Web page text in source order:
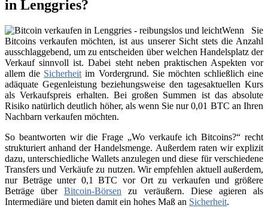
in Lenggries?
Wenn Sie
Bitcoins verkaufen möchten, ist aus unserer Sicht stets die Anzahl
ausschlaggebend, um zu entscheiden über welchen Handelsplatz der
Verkauf sinnvoll ist. Dabei steht neben praktischen Aspekten vor
allem die Sicherheit im Vordergrund. Sie möchten schließlich eine
adäquate Gegenleistung beziehungsweise den tagesaktuellen Kurs
als Verkaufspreis erhalten. Bei großen Summen ist das absolute
Risiko natürlich deutlich höher, als wenn Sie nur 0,01 BTC an Ihren
Nachbarn verkaufen möchten.
So beantworten wir die Frage „Wo verkaufe ich Bitcoins?“ recht
strukturiert anhand der Handelsmenge. Außerdem raten wir explizit
dazu, unterschiedliche Wallets anzulegen und diese für verschiedene
Transfers und Verkäufe zu nutzen. Wir empfehlen aktuell außerdem,
nur Beträge unter 0,1 BTC vor Ort zu verkaufen und größere
Beträge überBitcoin-Börsen zu veräußern. Diese agieren als
Intermediäre und bieten damit ein hohes Maß an Sicherheit.